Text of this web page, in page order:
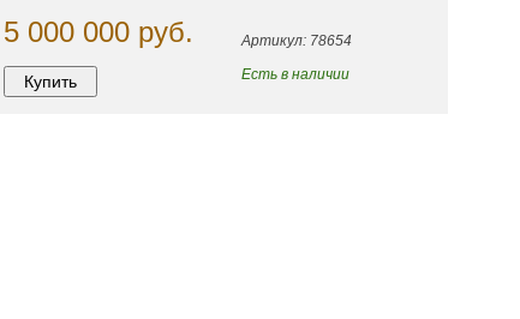
5 000 000 руб.
Артикул: 78654
Есть в наличии